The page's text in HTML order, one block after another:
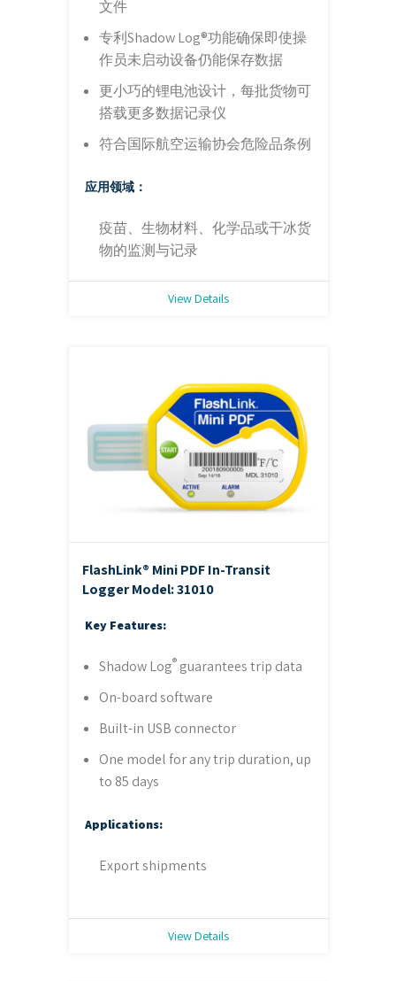
文件
专利Shadow Log®功能确保即使操
作员未启动设备仍能保存数据
更小巧的锂电池设计，每批货物可
搭载更多数据记录仪
符合国际航空运输协会危险品条例
应用领域：
疫苗、生物材料、化学品或干冰货
物的监测与记录
View Details
FlashLink® Mini PDF In-Transit
LoggerModel: 31010
Key Features:
Shadow Log®guarantees trip data
On-board software
Built-in USB connector
One model for any trip duration, up
to 85 days
Applications:
Export shipments
View Details